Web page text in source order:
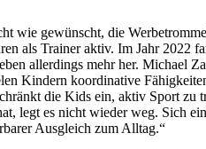
wie gewünscht, die
als Trainer aktiv. Im Jahr 2022
allerdings mehr her. Michael
Kindern koordinative
die Kids ein, aktiv Sport zu
legt es nicht wieder weg. Sich
Ausgleich zum Alltag.“